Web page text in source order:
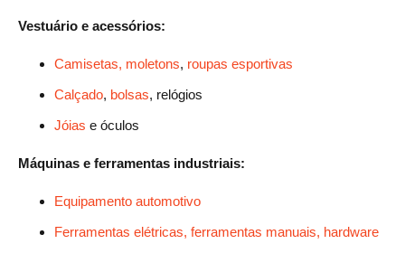
Vestuário e acessórios:
Camisetas, moletons, roupas esportivas
Calçado, bolsas, relógios
Jóias e óculos
Máquinas e ferramentas industriais:
Equipamento automotivo
Ferramentas elétricas, ferramentas manuais, hardware